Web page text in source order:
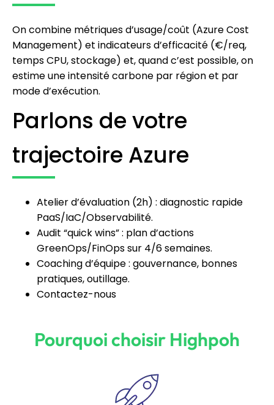
On combine métriques d’usage/coût (Azure Cost
Management) et indicateurs d’efficacité (€/req,
temps CPU, stockage) et, quand c’est possible, on
estime une intensité carbone par région et par
mode d’exécution.
Parlons de votre
trajectoire Azure
Atelier d’évaluation (2h) : diagnostic rapide
PaaS/IaC/Observabilité.
Audit “quick wins” : plan d’actions
GreenOps/FinOps sur 4/6 semaines.
Coaching d’équipe : gouvernance, bonnes
pratiques, outillage.
Contactez-nous
Pourquoi choisir Highpoh